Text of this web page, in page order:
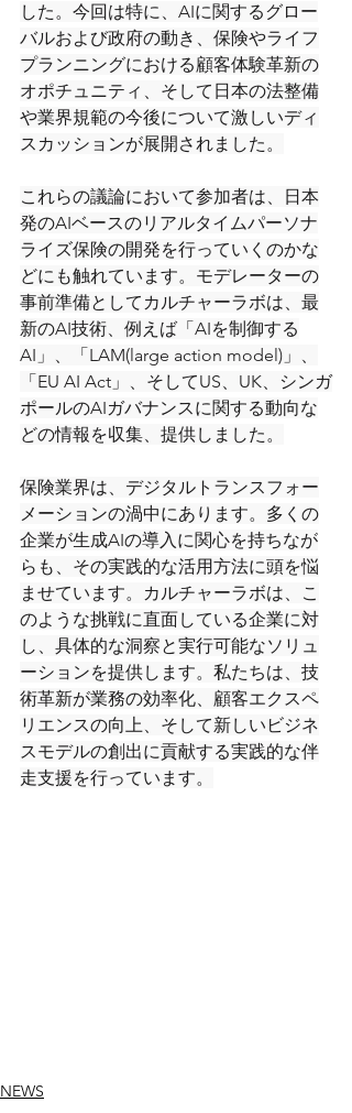
した。今回は特に、AIに関するグロー
バルおよび政府の動き、保険やライフ
プランニングにおける顧客体験革新の
オポチュニティ、そして日本の法整備
や業界規範の今後について激しいディ
スカッションが展開されました。
これらの議論において参加者は、日本
発のAIベースのリアルタイムパーソナ
ライズ保険の開発を行っていくのかな
どにも触れています。モデレーターの
事前準備としてカルチャーラボは、最
新のAI技術、例えば「AIを制御する
AI」、「LAM(large action model)」、
「EU AI Act」、そしてUS、UK、シンガ
ポールのAIガバナンスに関する動向な
どの情報を収集、提供しました。
保険業界は、デジタルトランスフォー
メーションの渦中にあります。多くの
企業が生成AIの導入に関心を持ちなが
らも、その実践的な活用方法に頭を悩
ませています。カルチャーラボは、こ
のような挑戦に直面している企業に対
し、具体的な洞察と実行可能なソリュ
ーションを提供します。私たちは、技
術革新が業務の効率化、顧客エクスペ
リエンスの向上、そして新しいビジネ
スモデルの創出に貢献する実践的な伴
走支援を行っています。
NEWS